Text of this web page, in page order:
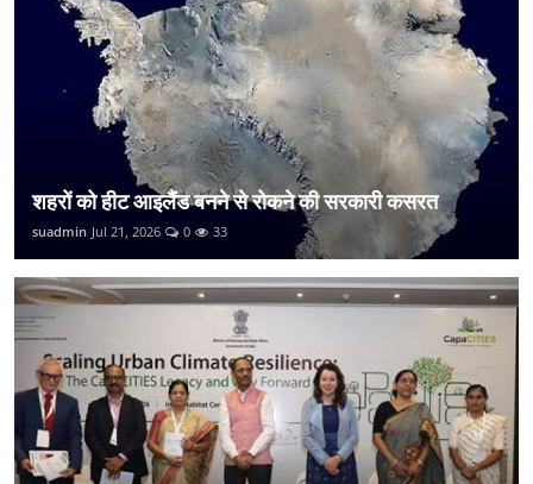
शहरों को हीट आइलैंड बनने से रोकने की सरकारी कसरत
suadmin Jul 21, 2026 0 33